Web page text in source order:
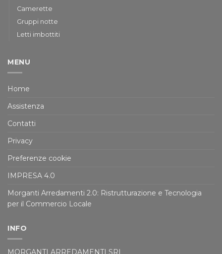
Camerette
Gruppi notte
Letti imbottiti
MENU
Home
Assistenza
Contatti
Privacy
Preferenze cookie
IMPRESA 4.0
Morganti Arredamenti 2.0: Ristrutturazione e Tecnologia
per il Commercio Locale
INFO
MORGANTI ARREDAMENTI SRL